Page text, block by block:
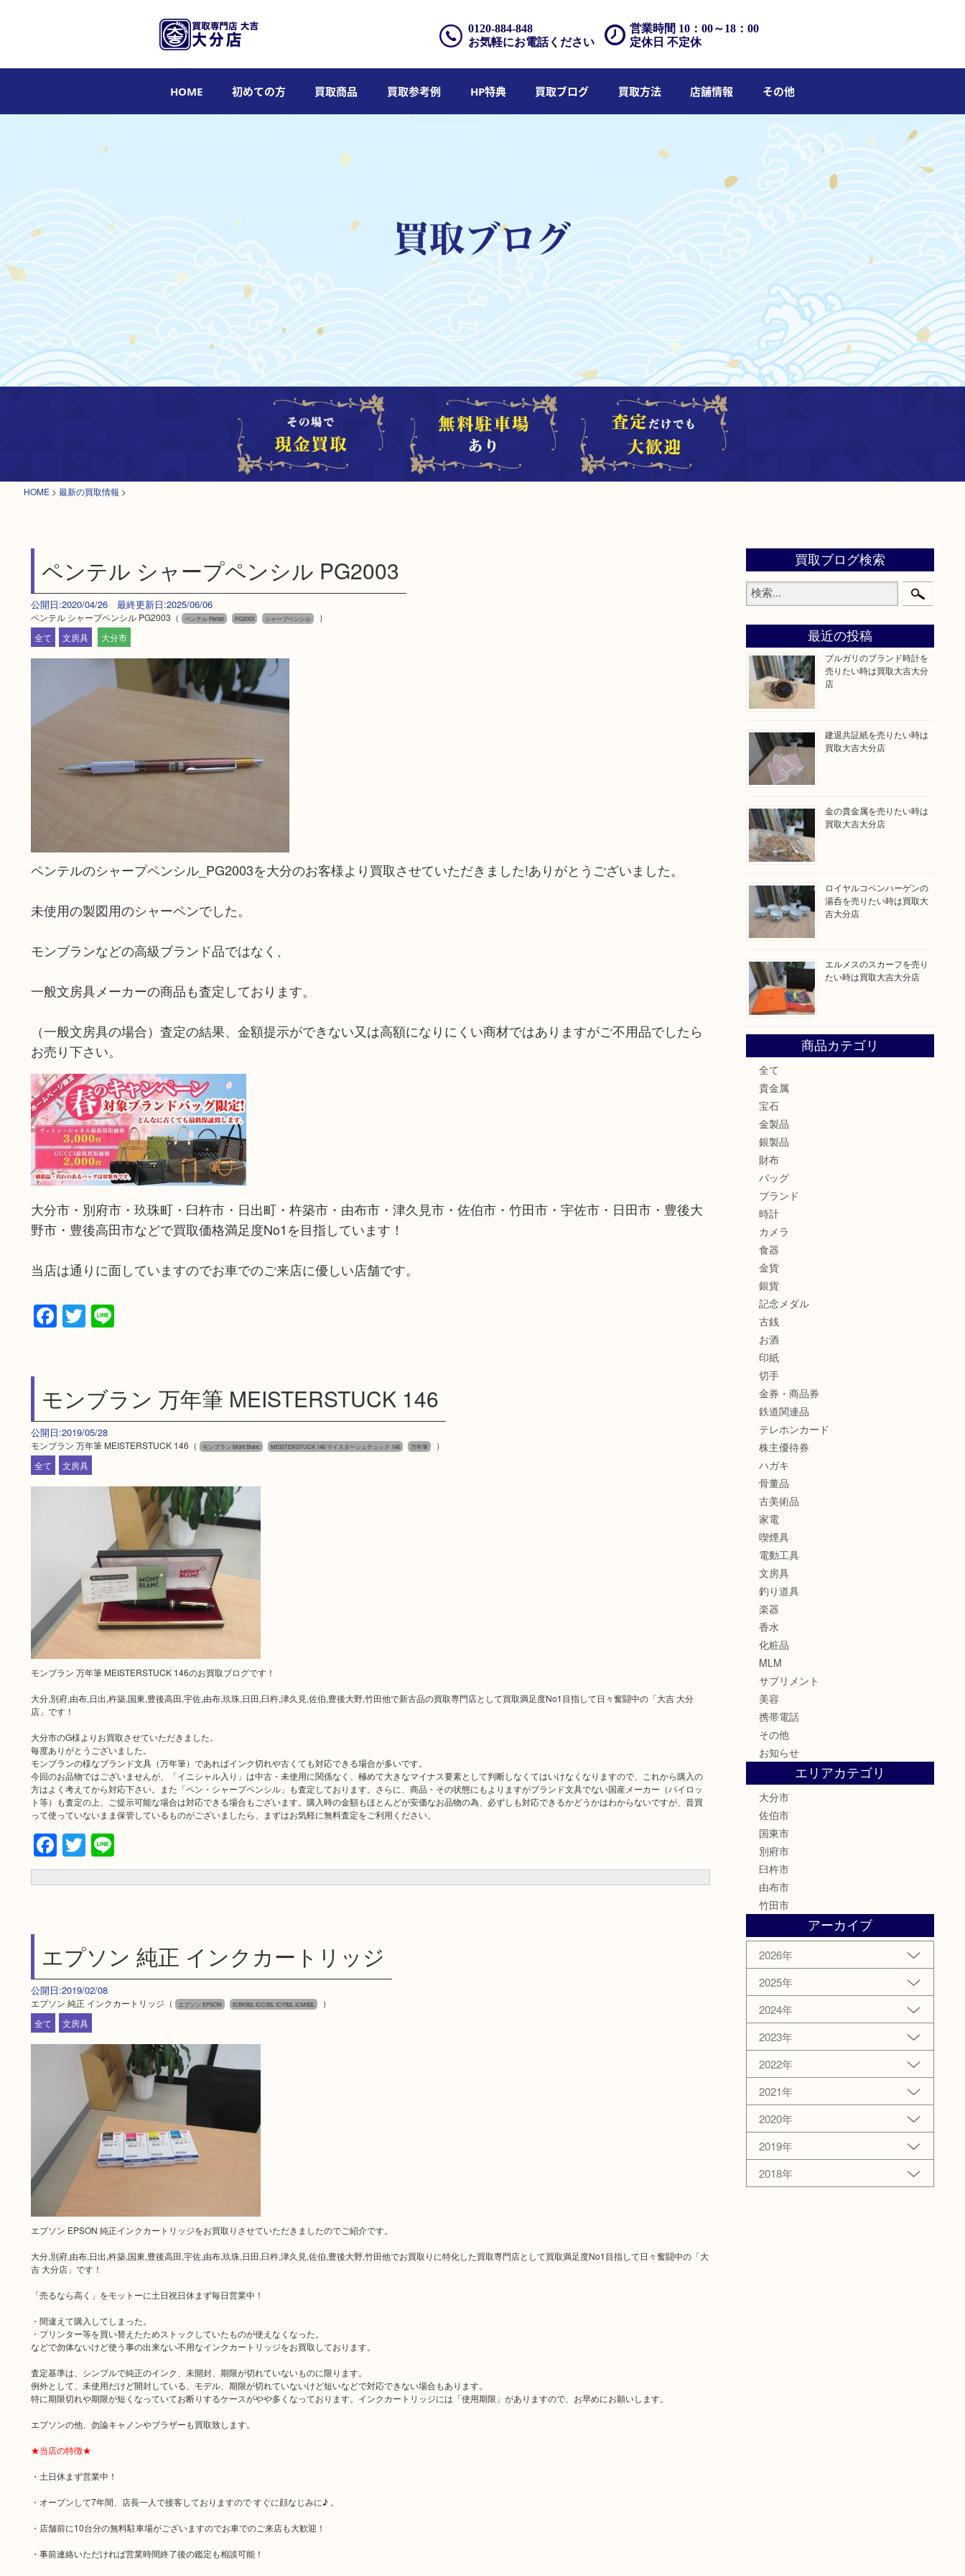
営業時間 10：00～18：00
定休日 不定休
0120-884-848
お気軽にお電話ください
HOME 初めての方 買取商品 買取参考例 HP特典 買取ブログ 買取方法 店舗情報 その他
HOME > 最新の買取情報 >
ペンテル シャープペンシル PG2003
公開日:2020/04/26 最終更新日:2025/06/06
ペンテル シャープペンシル PG2003（ ペンテル Pentel PG2003 シャープペンシル
）
全て
文房具 大分市
ペンテルのシャープペンシル_PG2003を大分のお客様より買取させていただきました!ありがとうございました。
未使用の製図用のシャーペンでした。
モンブランなどの高級ブランド品ではなく、
一般文房具メーカーの商品も査定しております。
（一般文房具の場合）査定の結果、金額提示ができない又は高額になりにくい商材ではありますがご不用品でしたら
お売り下さい。
大分市・別府市・玖珠町・臼杵市・日出町・杵築市・由布市・津久見市・佐伯市・竹田市・宇佐市・日田市・豊後大
野市・豊後高田市などで買取価格満足度No1を目指しています！
当店は通りに面していますのでお車でのご来店に優しい店舗です。
Facebook
Twitter
Line
モンブラン 万年筆 MEISTERSTUCK 146
公開日:2019/05/28
モンブラン 万年筆 MEISTERSTUCK 146（ モンブラン Mont Blanc MEISTERSTUCK 146 マイスターシュテュック 146 万年筆
）
全て
文房具
モンブラン 万年筆 MEISTERSTUCK 146のお買取ブログです！
大分,別府,由布,日出,杵築,国東,豊後高田,宇佐,由布,玖珠,日田,臼杵,津久見,佐伯,豊後大野,竹田他で新古品の買取専門店として買取満足度No1目指して日々奮闘中の「大吉 大分
店」です！
大分市のG様よりお買取させていただきました。
毎度ありがとうございました。
モンブランの様なブランド文具（万年筆）であればインク切れや古くても対応できる場合が多いです。
今回のお品物ではございませんが、「イニシャル入り」は中古・未使用に関係なく、極めて大きなマイナス要素として判断しなくてはいけなくなりますので、これから購入の
方はよく考えてから対応下さい。また「ペン・シャープペンシル」も査定しております。さらに、商品・その状態にもよりますがブランド文具でない国産メーカー（パイロッ
ト等）も査定の上、ご提示可能な場合は対応できる場合もございます。購入時の金額もほとんどが安価なお品物の為、必ずしも対応できるかどうかはわからないですが、昔買
って使っていないまま保管しているものがございましたら、まずはお気軽に無料査定をご利用ください。
Facebook
Twitter
Line
エプソン 純正 インクカートリッジ
公開日:2019/02/08
エプソン 純正 インクカートリッジ（ エプソン EPSON ICBK92L ICC92L ICY92L ICM92L
）
全て
文房具
エプソン EPSON 純正インクカートリッジをお買取りさせていただきましたのでご紹介です。
大分,別府,由布,日出,杵築,国東,豊後高田,宇佐,由布,玖珠,日田,臼杵,津久見,佐伯,豊後大野,竹田他でお買取りに特化した買取専門店として買取満足度No1目指して日々奮闘中の「大
吉 大分店」です！
「売るなら高く」をモットーに土日祝日休まず毎日営業中！
・間違えて購入してしまった。
・プリンター等を買い替えたためストックしていたものが使えなくなった。
などで勿体ないけど使う事の出来ない不用なインクカートリッジをお買取しております。
査定基準は、シンプルで純正のインク、未開封、期限が切れていないものに限ります。
例外として、未使用だけど開封している、モデル、期限が切れていないけど短いなどで対応できない場合もあります。
特に期限切れや期限が短くなっていてお断りするケースがやや多くなっております。インクカートリッジには「使用期限」がありますので、お早めにお願いします。
エプソンの他、勿論キャノンやブラザーも買取致します。
★当店の特徴★
・土日休まず営業中！
・オープンして7年間、店長一人で接客しておりますので すぐに顔なじみに♪ 。
・店舗前に10台分の無料駐車場がございますのでお車でのご来店も大歓迎！
・事前連絡いただければ営業時間終了後の鑑定も相談可能！
買取ブログ検索
最近の投稿
ブルガリのブランド時計を
売りたい時は買取大吉大分
店
建退共証紙を売りたい時は
買取大吉大分店
金の貴金属を売りたい時は
買取大吉大分店
ロイヤルコペンハーゲンの
湯呑を売りたい時は買取大
吉大分店
エルメスのスカーフを売り
たい時は買取大吉大分店
商品カテゴリ
全て
貴金属
宝石
金製品
銀製品
財布
バッグ
ブランド
時計
カメラ
食器
金貨
銀貨
記念メダル
古銭
お酒
印紙
切手
金券・商品券
鉄道関連品
テレホンカード
株主優待券
ハガキ
骨董品
古美術品
家電
喫煙具
電動工具
文房具
釣り道具
楽器
香水
化粧品
MLM
サプリメント
美容
携帯電話
その他
お知らせ
エリアカテゴリ
大分市
佐伯市
国東市
別府市
臼杵市
由布市
竹田市
アーカイブ
2026年
2025年
2024年
2023年
2022年
2021年
2020年
2019年
2018年